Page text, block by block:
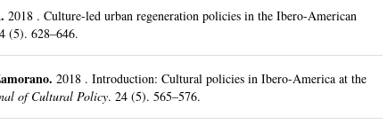
.2018 .Culture-led urban regeneration policies in the Ibero-American
(5).628–646.
.2018 .Introduction: Cultural policies in Ibero-America at the
of Cultural Policy.24 (5).565–576.